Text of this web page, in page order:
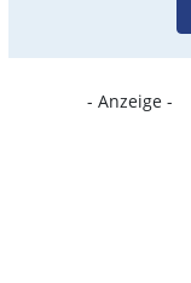
- Anzeige -